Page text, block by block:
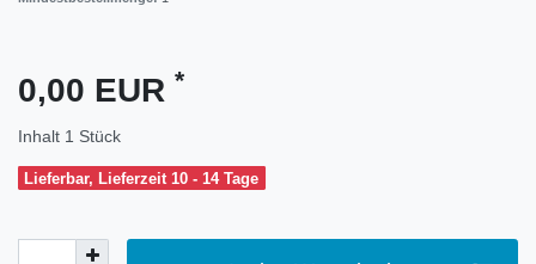
0,00 EUR *
Inhalt 1 Stück
Lieferbar, Lieferzeit 10 - 14 Tage